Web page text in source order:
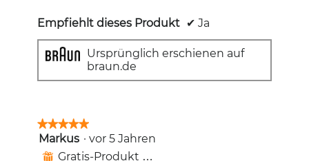
Empfiehlt dieses Produkt ✔ Ja
Ursprünglich erschienen auf
braun.de
★★★★★
★★★★★
5
von
Markus · vor 5 Jahren
⊞ Gratis-Produkt erhalten